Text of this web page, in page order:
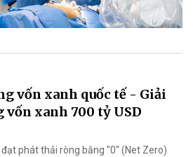
vốn xanh quốc tế - Giải
vốn xanh 700 tỷ USD
phát thải ròng bằng "0" (Net Zero)